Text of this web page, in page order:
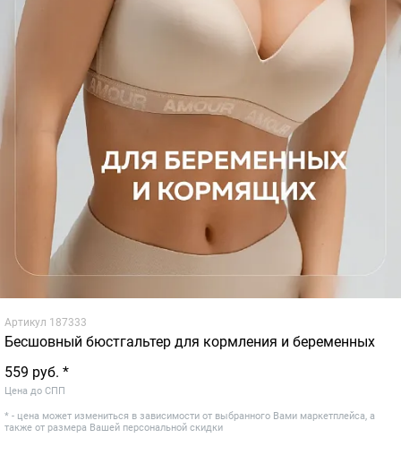
Артикул 187333
Бесшовный бюстгальтер для кормления и беременных
559 руб. *
Цена до СПП
* - цена может измениться в зависимости от выбранного Вами маркетплейса, а
также от размера Вашей персональной скидки